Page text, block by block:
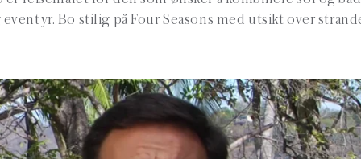
eventyr. Bo stilig på Four Seasons med utsikt over